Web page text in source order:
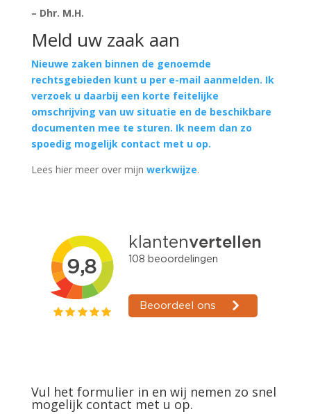
– Dhr. M.H.
Meld uw zaak aan
Nieuwe zaken binnen de genoemde
rechtsgebieden kunt u per e-mail aanmelden. Ik
verzoek u daarbij een korte feitelijke
omschrijving van uw situatie en de beschikbare
documenten mee te sturen. Ik neem dan zo
spoedig mogelijk contact met u op.
Lees hier meer over mijn werkwijze.
Vul het formulier in en wij nemen zo snel
mogelijk contact met u op.